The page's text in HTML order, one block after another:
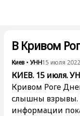
В Кривом
Киев • УНН15 июля
КИЕВ. 15 июля.
Кривом Роге
слышны взрывы.
информации